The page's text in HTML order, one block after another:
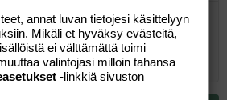
Järjestämätön lista
Suurenna sisennystä
Pienennä sisennystä
Antiqua
New
Rivinsisäinen koodi
Rivinsisäinen spoiler
1
2
line
Koodi
Tallenna luonnos
Poista luonnos
annat luvan tietojesi käsittelyyn
Mikäli et hyväksy evästeitä,
ei välttämättä toimi
valintojasi milloin tahansa
-linkkiä sivuston